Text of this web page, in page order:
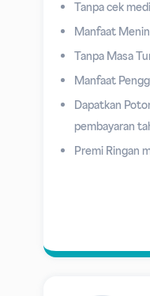
Tanpa cek
Manfaat
Tanpa Masa
Manfaat
Dapatkan
pembayaran
Premi Ringan